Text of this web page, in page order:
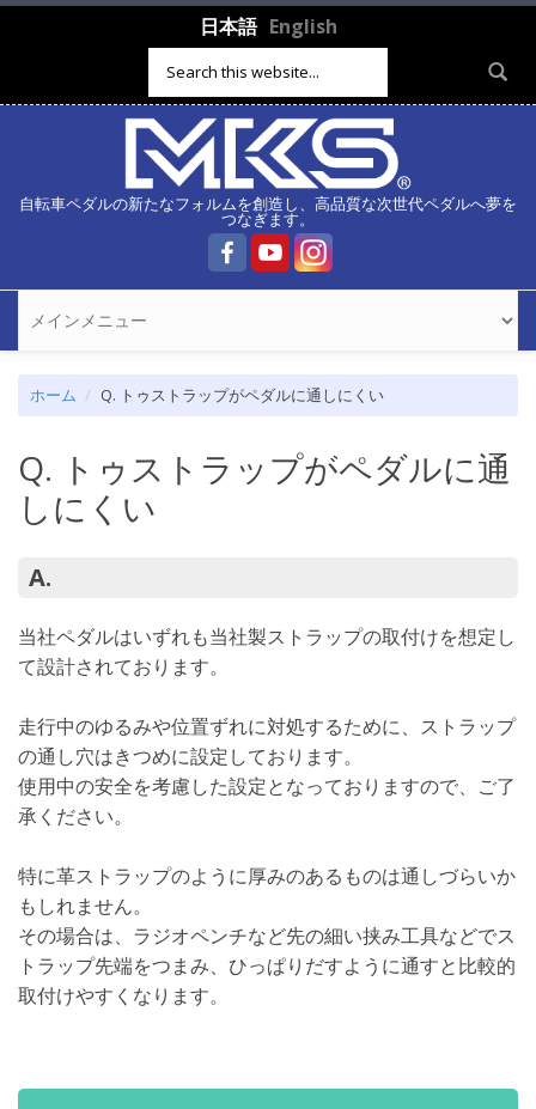
メインコンテンツに移動日本語 English
検索フォーム
自転車ペダルの新たなフォルムを創造し、高品質な次世代ペダルへ夢を
つなぎます。
ホーム Q. トゥストラップがペダルに通しにくい
Q. トゥストラップがペダルに通
しにくい
A.
当社ペダルはいずれも当社製ストラップの取付けを想定し
て設計されております。
走行中のゆるみや位置ずれに対処するために、ストラップ
の通し穴はきつめに設定しております。
使用中の安全を考慮した設定となっておりますので、ご了
承ください。
特に革ストラップのように厚みのあるものは通しづらいか
もしれません。
その場合は、ラジオペンチなど先の細い挟み工具などでス
トラップ先端をつまみ、ひっぱりだすように通すと比較的
取付けやすくなります。